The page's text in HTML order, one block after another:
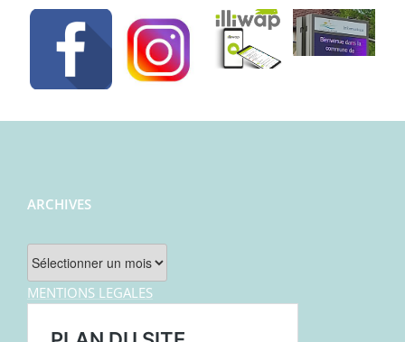
ARCHIVES
Archives
MENTIONS LEGALES